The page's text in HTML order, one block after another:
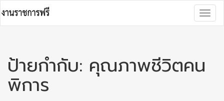
to
content
ป้ายกำกับ: คุณภาพชีวิตคน
พิการ